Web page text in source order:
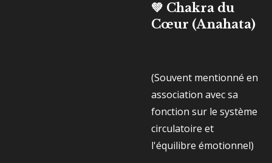
💚 Chakra du
Cœur (Anahata)
(Souvent mentionné en
association avec sa
fonction sur le système
circulatoire et
l'équilibre émotionnel)